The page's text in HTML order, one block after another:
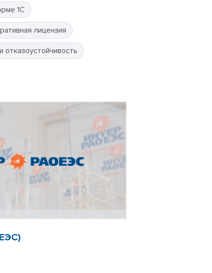
1С
лицензия
отказоустойчивость